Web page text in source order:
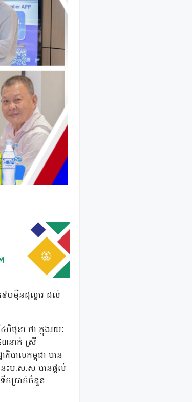
៩០ម៉ឺនដុល្លារ ដល់
ថុនា ថា ក្នុងរយៈ
នាក់ ស្រី
បាលកម្ពុជា បាន
ះប.ស.ស បានផ្ដល់
ប្រាក់ចំនួន